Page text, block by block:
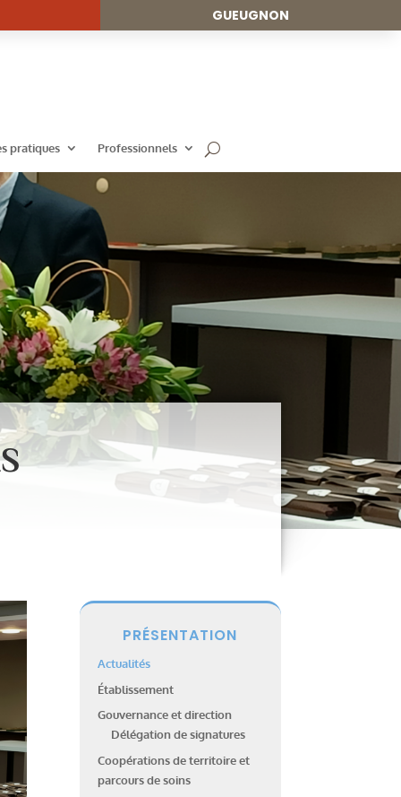
GUEUGNON
pratiques Professionnels
PRÉSENTATION
Actualités
Établissement
Gouvernance et direction
Délégation de signatures
Coopérations de territoire et
parcours de soins